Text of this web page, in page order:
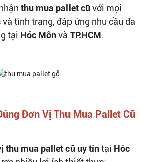
thu mua pallet cũvới mọi
tình trạng, đáp ứng nhu cầu đa
tại Hóc Mônvà TP.HCM.
Đơn Vị Thu Mua Pallet Cũ
thu mua pallet cũ uy tíntại Hóc